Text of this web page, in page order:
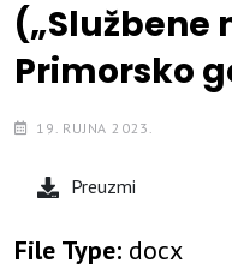
(„Službene
Primorsko
19. RUJNA 2023.
Preuzmi
File Type: docx